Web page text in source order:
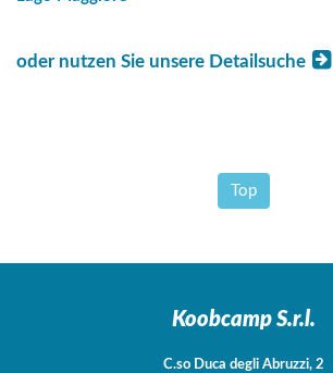
oder nutzen Sie unsere Detailsuche
Top
Koobcamp S.r.l.
C.so Duca degli Abruzzi, 2